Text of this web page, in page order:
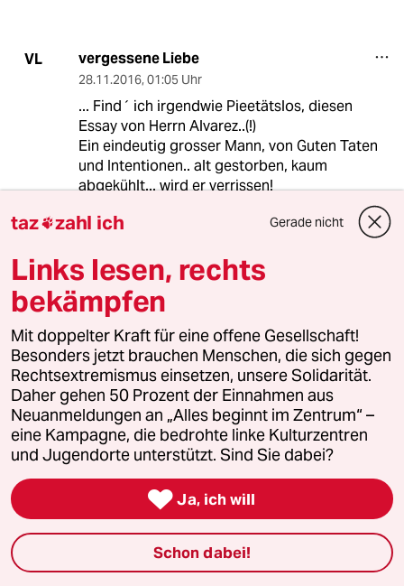
VL vergessene Liebe
28.11.2016, 01:05 Uhr
... Find´ ich irgendwie Pieetätslos, diesen
Essay von Herrn Alvarez..(!)
Ein eindeutig grosser Mann, von Guten Taten
und Intentionen.. alt gestorben, kaum
abgekühlt... wird er verrissen!
Es dürfte mehr Sinn machen, ihn und seine
Freiheit - zu betrachten in ihren guten
Intentionen! Die Angst der USA vor dem
Kommunismus der einstigen UDSSR, im Lichte
der freiheitlichen Ambitionen Cuba´s, ist doch-
historisch betrachtet- eine der Hauptursachen
der seltsamen kommunistischen
Selbstdefinition des seligen Herrn Fidel..! Ich
meine: Die Ursachen für die Härten des
politischen Systems in Cuba liegen in den
brutalen ökonomischen Sanktionen des
Westens gegen Cuba!
28.11.2016,09:54 Uhr
taz zahl ich Gerade nicht
Links lesen, rechts
bekämpfen
Mit doppelter Kraft für eine offene Gesellschaft!
Besonders jetzt brauchen Menschen, die sich gegen
Rechtsextremismus einsetzen, unsere Solidarität.
Daher gehen 50 Prozent der Einnahmen aus
Neuanmeldungen an „Alles beginnt im Zentrum“ –
eine Kampagne, die bedrohte linke Kulturzentren
und Jugendorte unterstützt. Sind Sie dabei?
 Ja, ich will
Schon dabei!